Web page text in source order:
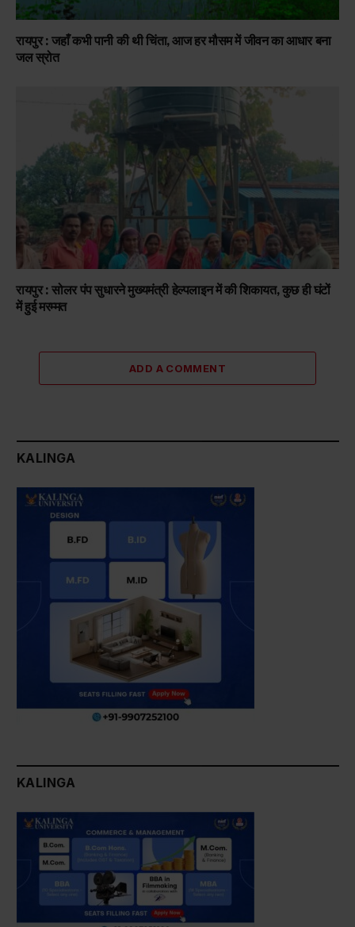
रायपुर : जहाँ कभी पानी की थी चिंता, आज हर मौसम में जीवन का आधार बना
जल स्रोत
रायपुर : सोलर पंप सुधारने मुख्यमंत्री हेल्पलाइन में की शिकायत, कुछ ही घंटों
में हुई मरम्मत
ADD A COMMENT
KALINGA
KALINGA